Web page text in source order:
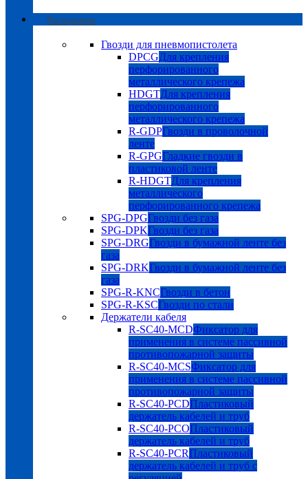
Расходники
Гвозди для пневмопистолета
DPCGДля крепления
перфорированного
металлического крепежа
HDGTДля крепления
перфорированного
металлического крепежа
R-GDPГвозди в проволочной
ленте
R-GPGГладкие гвозди в
пластиковой ленте
R-HDGTДля крепления
металлического
перфорированного крепежа
SPG-DPGГвозди без газа
SPG-DPKГвозди без газа
SPG-DRGГвозди в бумажной ленте без
газа
SPG-DRKГвозди в бумажной ленте без
газа
SPG-R-KNCГвозди в бетон
SPG-R-KSCГвозди по стали
Держатели кабеля
R-SC40-MCDФиксатор для
применения в системе пассивной
противопожарной защиты
R-SC40-MCSФиксатор для
применения в системе пассивной
противопожарной защиты
R-SC40-PCDПластиковый
держатель кабелей и труб
R-SC40-PCOПластиковый
держатель кабелей и труб
R-SC40-PCRПластиковый
держатель кабелей и труб с